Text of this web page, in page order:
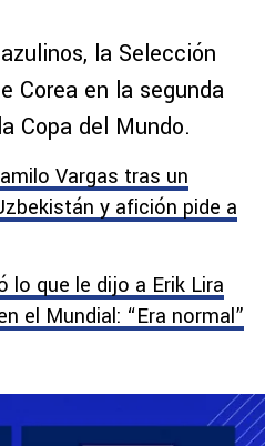
la Selección
Corea en la segunda
Copa del Mundo.
Vargas tras un
y afición pide a
lo que le dijo a Erik Lira
el Mundial: “Era normal”